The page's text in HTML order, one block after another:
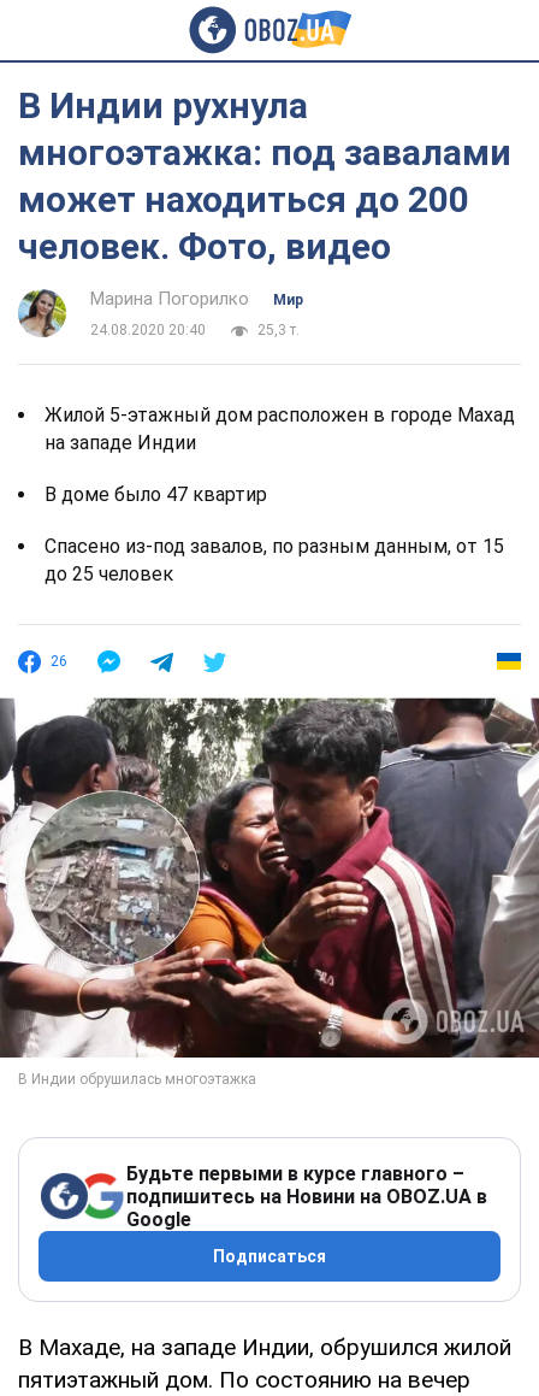
В Индии рухнула
многоэтажка: под завалами
может находиться до 200
человек. Фото, видео
Марина Погорилко
Мир
24.08.2020 20:40
25,3 т.
Жилой 5-этажный дом расположен в городе Махад
на западе Индии
В доме было 47 квартир
Спасено из-под завалов, по разным данным, от 15
до 25 человек
26
Будьте первыми в курсе главного –
подпишитесь на Новини на OBOZ.UA в
Google
Подписаться
В Махаде, на западе Индии, обрушился жилой
пятиэтажный дом. По состоянию на вечер